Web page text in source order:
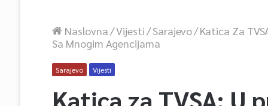
Naslovna/Vijesti/Sarajevo/Katica Za
Sa Mnogim Agencijama
Sarajevo Vijesti
Katica za TVSA: U